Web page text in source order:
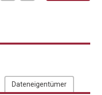
Dateneigentümer